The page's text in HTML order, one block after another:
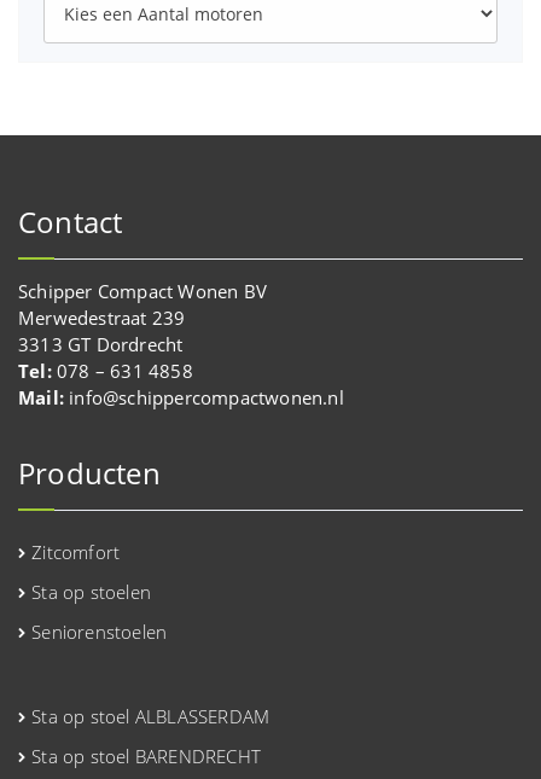
Contact
Schipper Compact Wonen BV
Merwedestraat 239
3313 GT Dordrecht
Tel:078 – 631 4858
Mail: info@schippercompactwonen.nl
Producten
Zitcomfort
Sta op stoelen
Seniorenstoelen
Sta op stoel ALBLASSERDAM
Sta op stoel BARENDRECHT